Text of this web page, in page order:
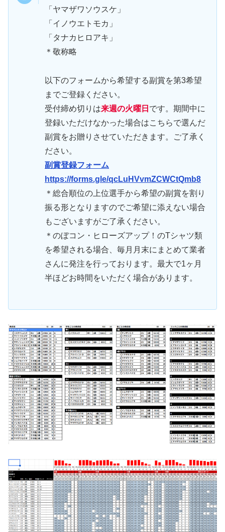
「ヤマザワソウスケ」
「イノウエトモカ」
「タナカヒロアキ」
＊敬称略
以下のフォームから希望する副賞を第3希望
までご登録ください。
受付締め切りは来週の火曜日 です。期間中に
登録いただけなかった場合はこちらで選んだ
副賞をお贈りさせていただきます。ご了承く
ださい。
副賞登録フォーム
https://forms.gle/qcLuHVvmZCWCtQmb8
＊総合順位の上位選手から希望の副賞を割り
振る形となりますのでご希望に添えない場合
もございますがご了承ください。
＊のぼコン・ヒローズアップ！のTシャツ類
を希望される場合、毎月月末にまとめて業者
さんに発注を行っております。最大で1ヶ月
半ほどお時間をいただく場合があります。